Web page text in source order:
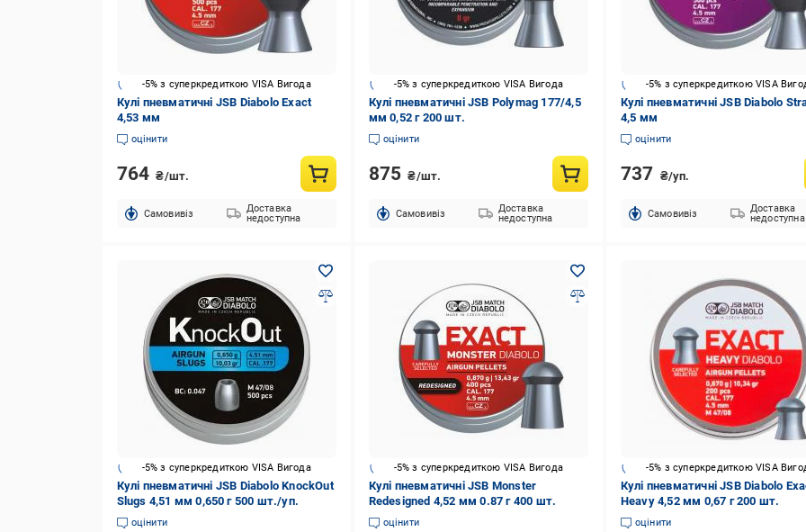
-5% з суперкредиткою VISA Вигода
Кулі пневматичні JSB Diabolo Exact
4,53 мм
оцінити
764 ₴/шт.
Cамовивіз
Доставка
недоступна
-5% з суперкредиткою VISA Вигода
Кулі пневматичні JSB Polymag 177/4,5
мм 0,52 г 200 шт.
оцінити
875 ₴/шт.
Cамовивіз
Доставка
недоступна
-5% з суперкредиткою VISA
Кулі пневматичні JSB Diabolo
4,5 мм
оцінити
737 ₴/уп.
Cамовивіз
Доставка
недоступна
-5% з суперкредиткою VISA Вигода
Кулі пневматичні JSB Diabolo KnockOut
Slugs 4,51 мм 0,650 г 500 шт./уп.
оцінити
-5% з суперкредиткою VISA Вигода
Кулі пневматичні JSB Monster
Redesigned 4,52 мм 0.87 г 400 шт.
оцінити
-5% з суперкредиткою VISA
Кулі пневматичні JSB Diabolo
Heavy 4,52 мм 0,67 г 200 шт.
оцінити